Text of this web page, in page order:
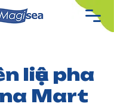
liệu pha
Mart